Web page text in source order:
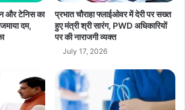
और टेनिस का
दम,
प्रभात चौराहा फ्लाईओवर में देरी पर सख्त
हुए मंत्री श्री सारंग, PWD अधिकारियों
पर की नाराजगी व्यक्त
July 17, 2026